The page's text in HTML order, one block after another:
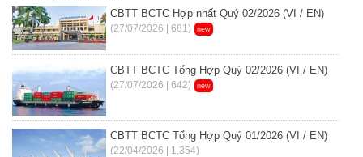
CBTT BCTC Hợp nhất Quý 02/2026 (VI / EN)
(27/07/2026 | 681) new
CBTT BCTC Tổng Hợp Quý 02/2026 (VI / EN)
(27/07/2026 | 642) new
CBTT BCTC Tổng Hợp Quý 01/2026 (VI / EN)
(22/04/2026 | 1,354)